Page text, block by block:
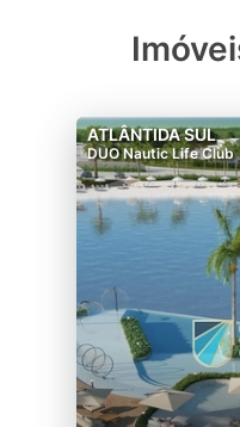
ATLÂNTIDA SUL
DUO Nautic Life Club